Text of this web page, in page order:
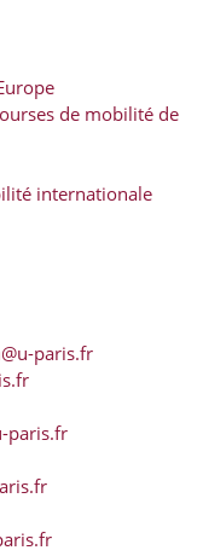
de mobilité de
internationale
paris.fr
paris.fr